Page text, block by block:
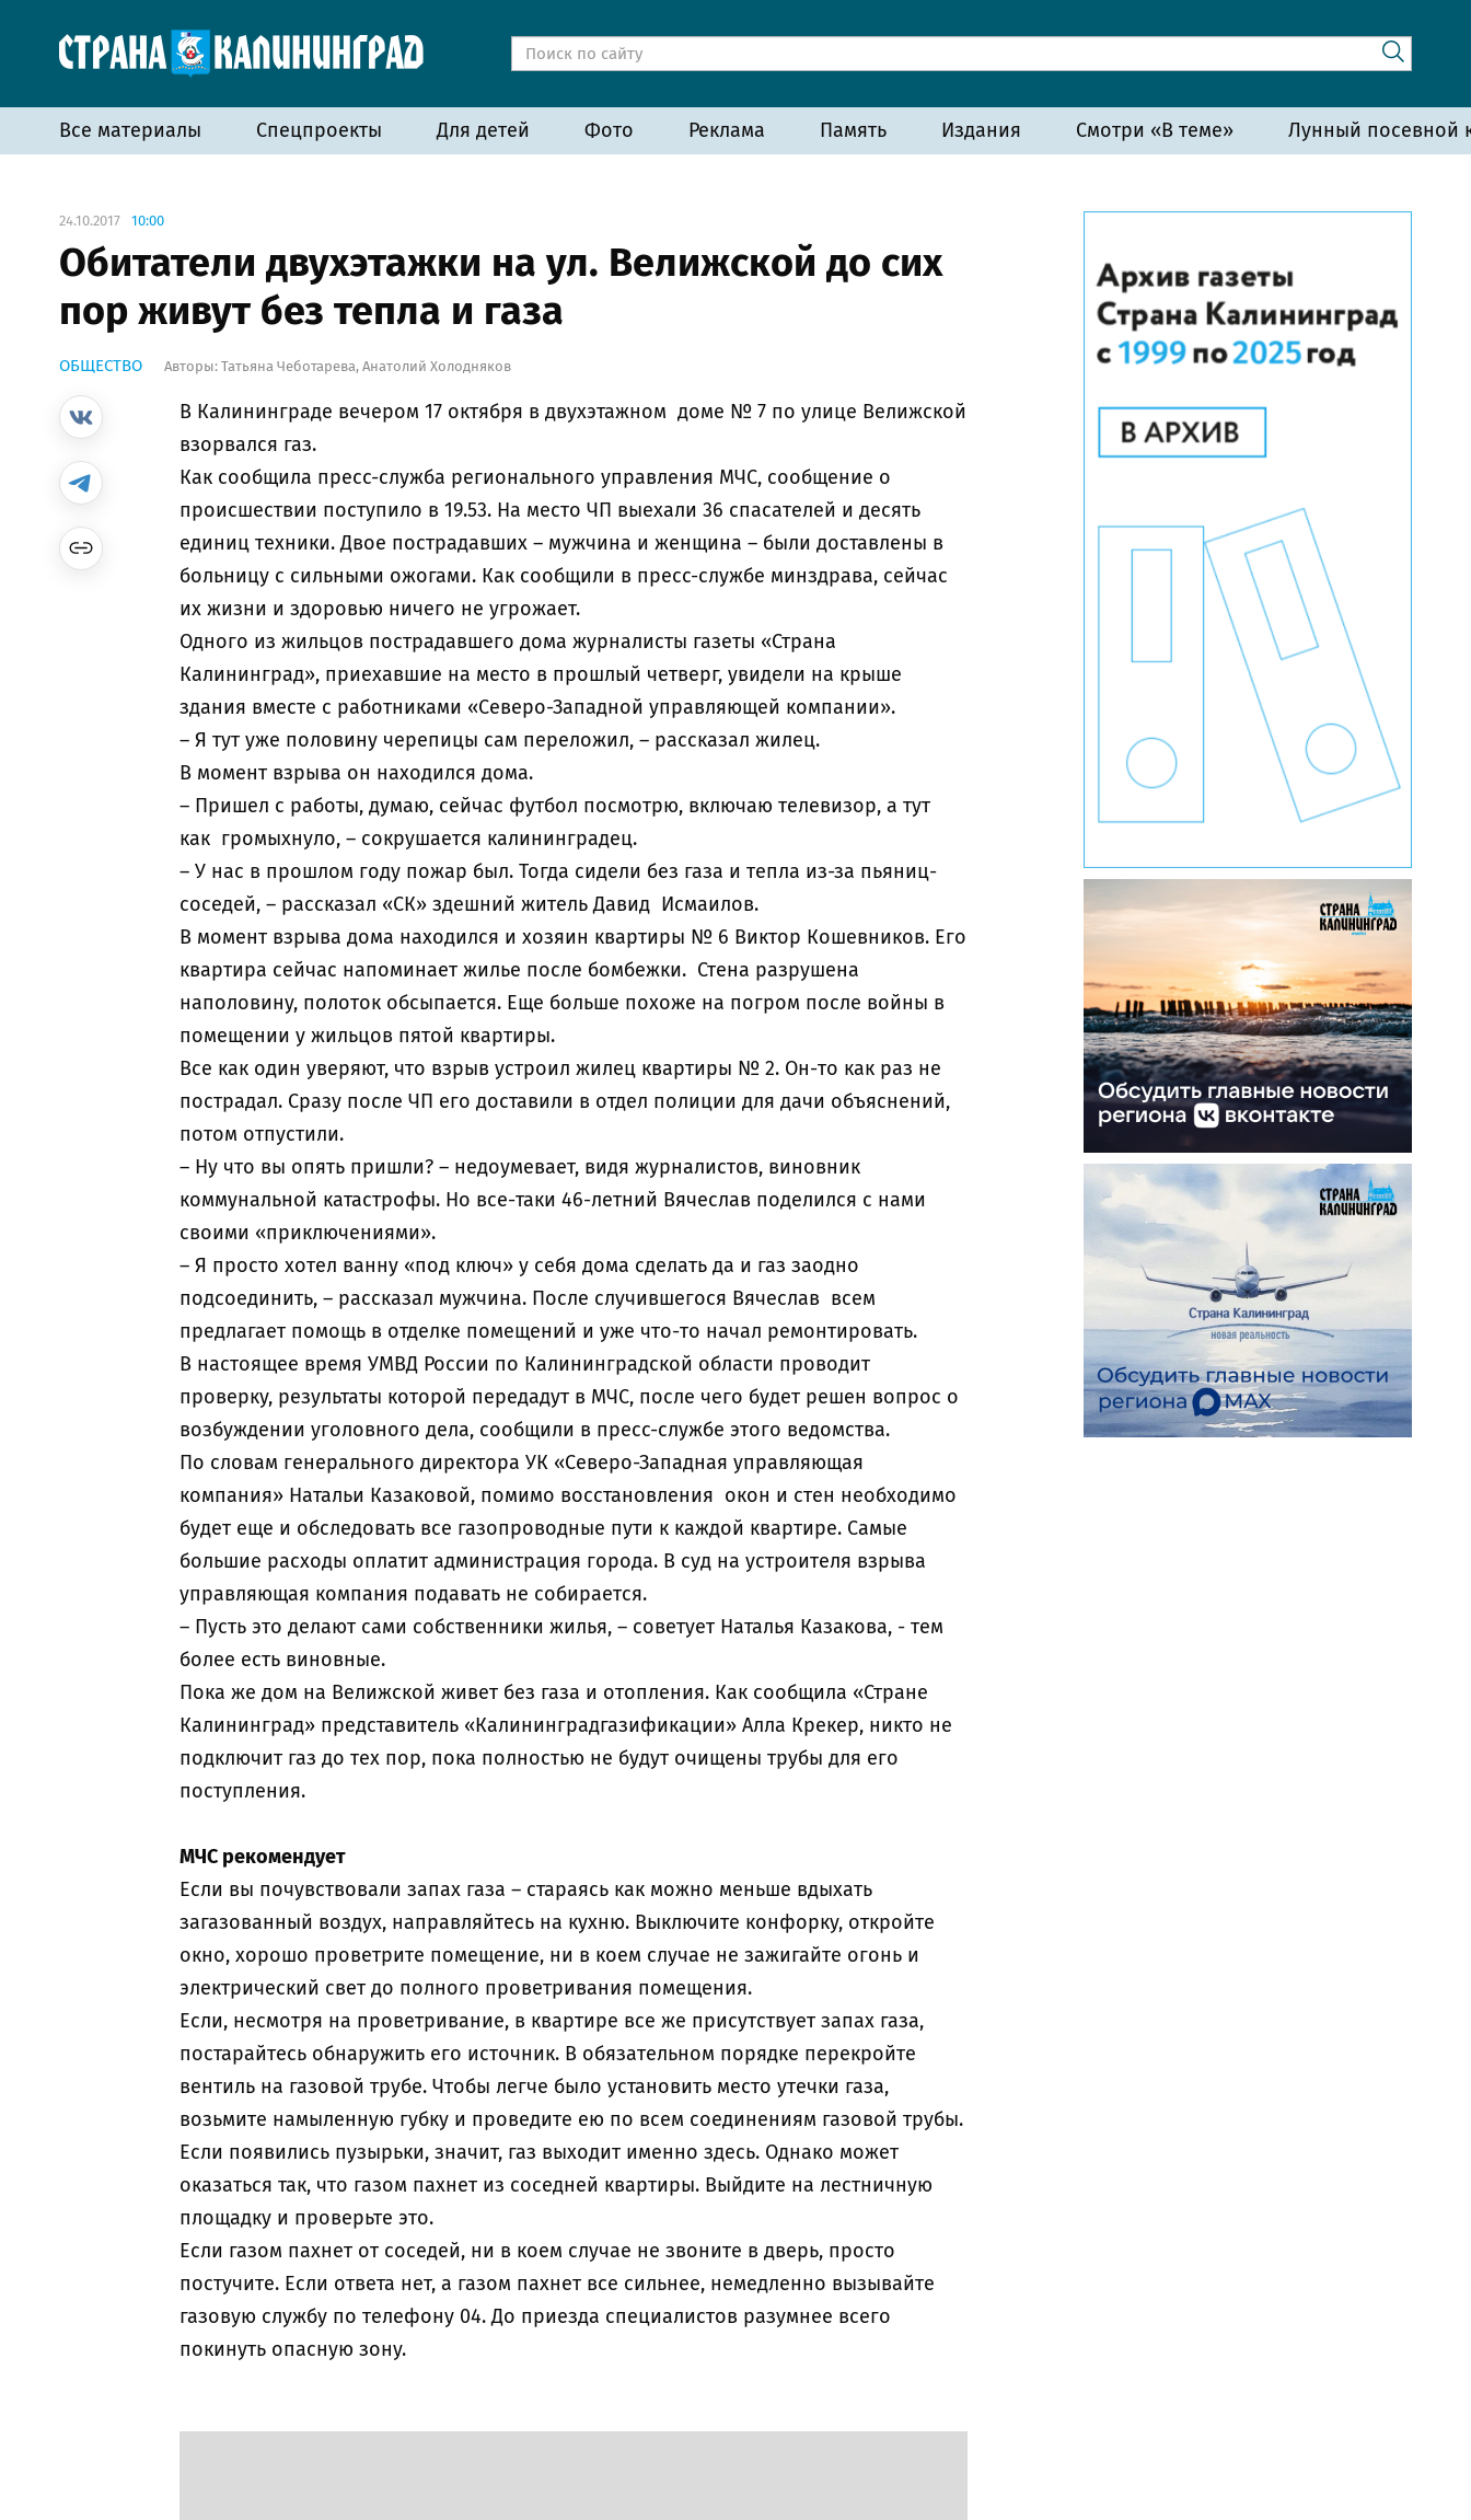
Все материалы Спецпроекты Для детей Фото Реклама Память Издания Смотри «В теме» Лунный посевной
24.10.2017 10:00
Обитатели двухэтажки на ул. Велижской до сих
пор живут без тепла и газа
ОБЩЕСТВО Авторы: Татьяна Чеботарева, Анатолий Холодняков
В Калининграде вечером 17 октября в двухэтажном доме № 7 по улице Велижской
взорвался газ.
Как сообщила пресс-служба регионального управления МЧС, сообщение о
происшествии поступило в 19.53. На место ЧП выехали 36 спасателей и десять
единиц техники. Двое пострадавших – мужчина и женщина – были доставлены в
больницу с сильными ожогами. Как сообщили в пресс-службе минздрава, сейчас
их жизни и здоровью ничего не угрожает.
Одного из жильцов пострадавшего дома журналисты газеты «Страна
Калининград», приехавшие на место в прошлый четверг, увидели на крыше
здания вместе с работниками «Северо-Западной управляющей компании».
– Я тут уже половину черепицы сам переложил, – рассказал жилец.
В момент взрыва он находился дома.
– Пришел с работы, думаю, сейчас футбол посмотрю, включаю телевизор, а тут
как громыхнуло, – сокрушается калининградец.
– У нас в прошлом году пожар был. Тогда сидели без газа и тепла из-за пьяниц-
соседей, – рассказал «СК» здешний житель Давид Исмаилов.
В момент взрыва дома находился и хозяин квартиры № 6 Виктор Кошевников. Его
квартира сейчас напоминает жилье после бомбежки. Стена разрушена
наполовину, полоток обсыпается. Еще больше похоже на погром после войны в
помещении у жильцов пятой квартиры.
Все как один уверяют, что взрыв устроил жилец квартиры № 2. Он-то как раз не
пострадал. Сразу после ЧП его доставили в отдел полиции для дачи объяснений,
потом отпустили.
– Ну что вы опять пришли? – недоумевает, видя журналистов, виновник
коммунальной катастрофы. Но все-таки 46-летний Вячеслав поделился с нами
своими «приключениями».
– Я просто хотел ванну «под ключ» у себя дома сделать да и газ заодно
подсоединить, – рассказал мужчина. После случившегося Вячеслав всем
предлагает помощь в отделке помещений и уже что-то начал ремонтировать.
В настоящее время УМВД России по Калининградской области проводит
проверку, результаты которой передадут в МЧС, после чего будет решен вопрос о
возбуждении уголовного дела, сообщили в пресс-службе этого ведомства.
По словам генерального директора УК «Северо-Западная управляющая
компания» Натальи Казаковой, помимо восстановления окон и стен необходимо
будет еще и обследовать все газопроводные пути к каждой квартире. Самые
большие расходы оплатит администрация города. В суд на устроителя взрыва
управляющая компания подавать не собирается.
– Пусть это делают сами собственники жилья, – советует Наталья Казакова, - тем
более есть виновные.
Пока же дом на Велижской живет без газа и отопления. Как сообщила «Стране
Калининград» представитель «Калининградгазификации» Алла Крекер, никто не
подключит газ до тех пор, пока полностью не будут очищены трубы для его
поступления.
МЧС рекомендует
Если вы почувствовали запах газа – стараясь как можно меньше вдыхать
загазованный воздух, направляйтесь на кухню. Выключите конфорку, откройте
окно, хорошо проветрите помещение, ни в коем случае не зажигайте огонь и
электрический свет до полного проветривания помещения.
Если, несмотря на проветривание, в квартире все же присутствует запах газа,
постарайтесь обнаружить его источник. В обязательном порядке перекройте
вентиль на газовой трубе. Чтобы легче было установить место утечки газа,
возьмите намыленную губку и проведите ею по всем соединениям газовой трубы.
Если появились пузырьки, значит, газ выходит именно здесь. Однако может
оказаться так, что газом пахнет из соседней квартиры. Выйдите на лестничную
площадку и проверьте это.
Если газом пахнет от соседей, ни в коем случае не звоните в дверь, просто
постучите. Если ответа нет, а газом пахнет все сильнее, немедленно вызывайте
газовую службу по телефону 04. До приезда специалистов разумнее всего
покинуть опасную зону.